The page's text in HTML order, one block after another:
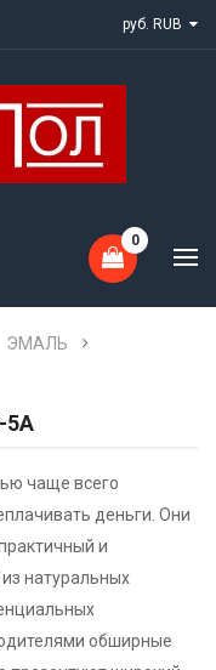
0
ЭМАЛЬ
5А
чаще всего
деньги. Они
и
натуральных
обширные